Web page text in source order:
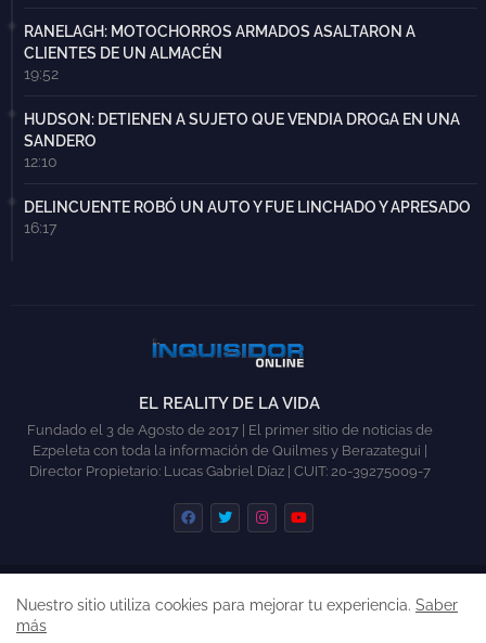
RANELAGH: MOTOCHORROS ARMADOS ASALTARON A
CLIENTES DE UN ALMACÉN
19:52
HUDSON: DETIENEN A SUJETO QUE VENDIA DROGA EN UNA
SANDERO
12:10
DELINCUENTE ROBÓ UN AUTO Y FUE LINCHADO Y APRESADO
16:17
EL REALITY DE LA VIDA
Fundado el 3 de Agosto de 2017 | El primer sitio de noticias de
Ezpeleta con toda la información de Quilmes y Berazategui |
Director Propietario: Lucas Gabriel Díaz | CUIT: 20-39275009-7
INICIO QUILMES BERAZATEGUI
COLABORAR
Nuestro sitio utiliza cookies para mejorar tu experiencia. Saber
más